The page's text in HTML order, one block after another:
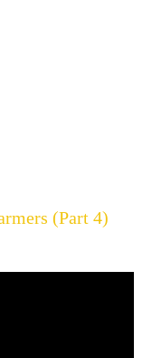
(Part 4)